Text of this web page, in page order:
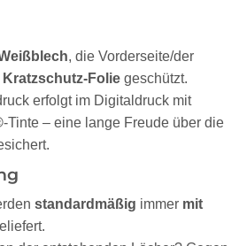
, die Vorderseite/der
Kratzschutz-Foliegeschützt.
erfolgt im Digitaldruck mit
-Tinte – eine lange Freude über die
standardmäßig immer mit